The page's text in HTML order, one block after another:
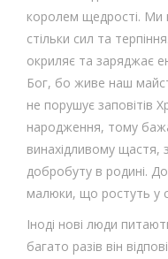
королем щедрості. Ми
стільки сил та
окриляє та заряджає
Бог, бо живе наш
не порушує заповітів
народження, тому
винахідливому щастя,
добробуту в родині.
малюки, що ростуть у
Іноді нові люди
багато разів він